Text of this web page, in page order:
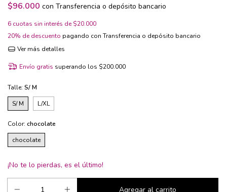
$96.000 con Transferencia o depósito bancario
6 cuotas sin interés de$20.000
20% de descuento pagando con Transferencia o depósito bancario
Ver más detalles
Envío gratis superando los $200.000
Talle: S/ M
S/ M
L/XL
Color: chocolate
chocolate
¡No te lo pierdas, es el último!